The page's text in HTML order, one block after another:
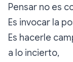
Pensar no es
Es invocar la
Es hacerle
a lo incierto,